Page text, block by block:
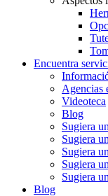
Encuentra
Agencias
Videoteca
Blog
Sugiera
Sugiera
Sugiera
Sugiera
Sugiera
Blog